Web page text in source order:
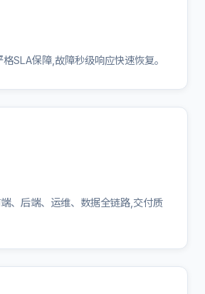
SLA保障,故障秒级响应快速恢复。
、后端、运维、数据全链路,交付质